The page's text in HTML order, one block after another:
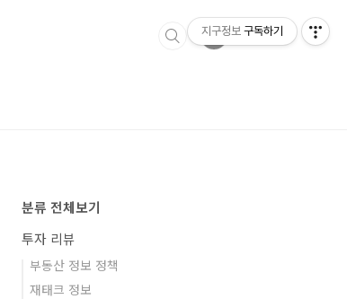
분류 전체보기
투자 리뷰
부동산 정보 정책
재태크 정보
지구정보 구독하기